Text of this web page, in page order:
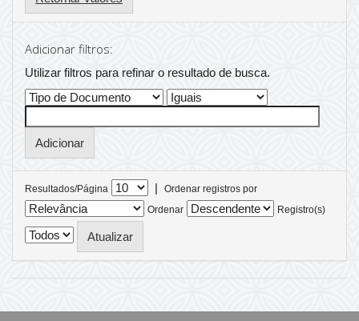
Adicionar filtros:
Utilizar filtros para refinar o resultado de busca.
Resultados/Página |
Ordenar registros por
Ordenar
Registro(s)